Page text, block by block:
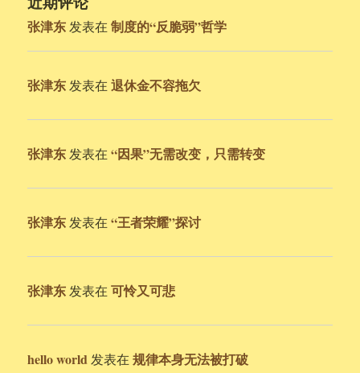
张津东 发表在制度的“反脆弱”哲学
张津东 发表在退休金不容拖欠
张津东 发表在“因果”无需改变，只需转变
张津东 发表在“王者荣耀”探讨
张津东 发表在可怜又可悲
hello world 发表在规律本身无法被打破